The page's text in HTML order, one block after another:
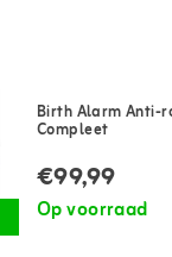
Birth Alarm Anti-
Compleet
€99,99
Op voorraad